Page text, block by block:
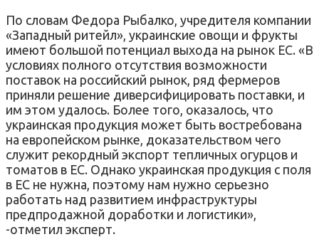
По словам Федора Рыбалко, учредителя компании
«Западный ритейл», украинские овощи и фрукты
имеют большой потенциал выхода на рынок ЕС. «В
условиях полного отсутствия возможности
поставок на российский рынок, ряд фермеров
приняли решение диверсифицировать поставки, и
им этом удалось. Более того, оказалось, что
украинская продукция может быть востребована
на европейском рынке, доказательством чего
служит рекордный экспорт тепличных огурцов и
томатов в ЕС. Однако украинская продукция с поля
в ЕС не нужна, поэтому нам нужно серьезно
работать над развитием инфраструктуры
предпродажной доработки и логистики»,
-отметил эксперт.